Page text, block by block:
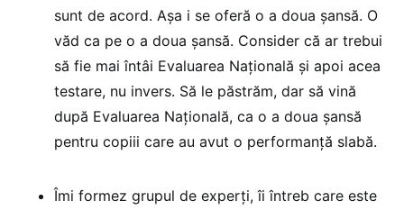
sunt de acord. Așa i se oferă o a doua șansă. O
văd ca pe o a doua șansă. Consider că ar trebui
să fie mai întâi Evaluarea Națională și apoi acea
testare, nu invers. Să le păstrăm, dar să vină
după Evaluarea Națională, ca o a doua șansă
pentru copiii care au avut o performanță slabă.
Îmi formez grupul de experți, îi întreb care este